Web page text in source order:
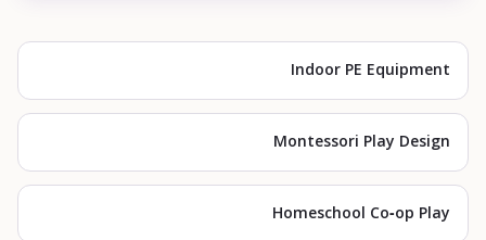
Indoor PE Equipment
Montessori Play Design
Homeschool Co-op Play